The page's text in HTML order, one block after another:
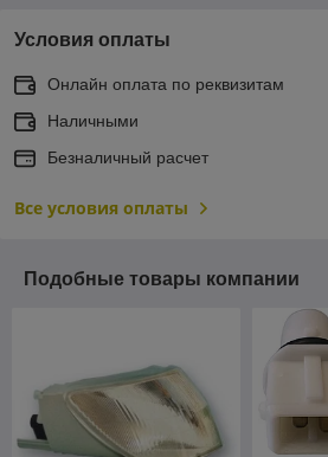
Условия оплаты
Онлайн оплата по реквизитам
Наличными
Безналичный расчет
Все условия оплаты
Подобные товары компании